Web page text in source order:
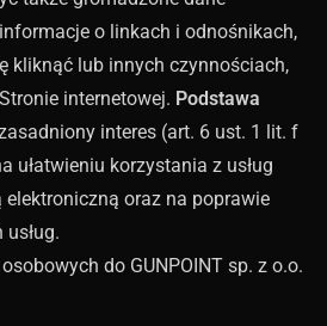
o linkach i odnośnikach,
kliknąć lub innych czynnościach,
internetowej. Podstawa
interes (art. 6 ust. 1 lit. f
ułatwieniu korzystania z usług
oraz na poprawie
do GUNPOINT sp. z o.o.